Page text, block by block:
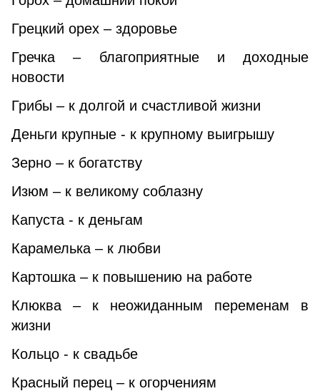
Грецкий орех – здоровье
Гречка – благоприятные и доходные
новости
Грибы – к долгой и счастливой жизни
Деньги крупные - к крупному выигрышу
Зерно – к богатству
Изюм – к великому соблазну
Капуста - к деньгам
Карамелька – к любви
Картошка – к повышению на работе
Клюква – к неожиданным переменам в
жизни
Кольцо - к свадьбе
Красный перец – к огорчениям